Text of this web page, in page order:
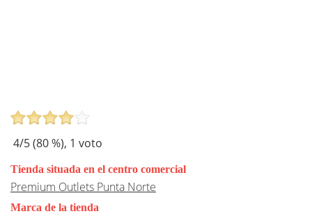
4/5 (80%), 1 voto
Tienda situada en el centro comercial
Premium Outlets Punta Norte
Marca de la tienda